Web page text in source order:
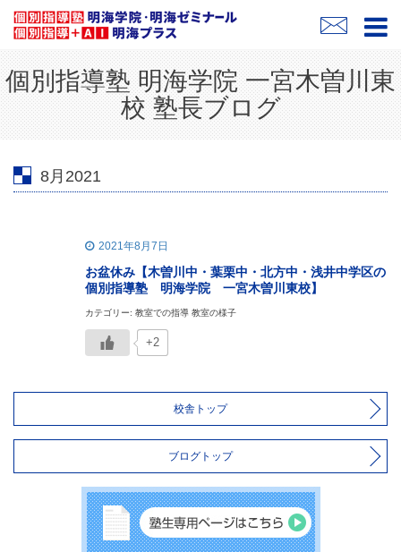
個別指導塾 明海学院 一宮木曽川東
校 塾長ブログ
8月2021
2021年8月7日
お盆休み【木曽川中・葉栗中・北方中・浅井中学区の
個別指導塾 明海学院 一宮木曽川東校】
カテゴリー: 教室での指導 教室の様子
+2
校舎トップ
ブログトップ